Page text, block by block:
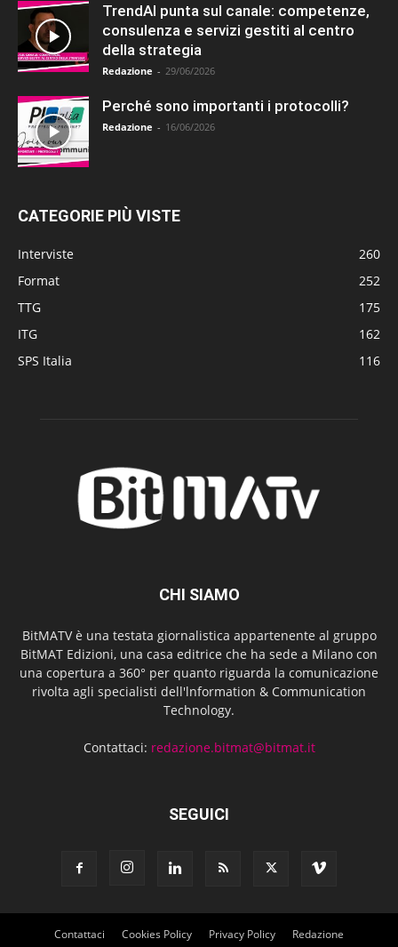
TrendAI punta sul canale: competenze,
consulenza e servizi gestiti al centro
della strategia
Redazione - 29/06/2026
Perché sono importanti i protocolli?
Redazione - 16/06/2026
CATEGORIE PIÙ VISTE
Interviste
260
Format
252
TTG
175
ITG
162
SPS Italia
116
CHI SIAMO
BitMATV è una testata giornalistica appartenente al gruppo
BitMAT Edizioni, una casa editrice che ha sede a Milano con
una copertura a 360° per quanto riguarda la comunicazione
rivolta agli specialisti dell'lnformation & Communication
Technology.
Contattaci: redazione.bitmat@bitmat.it
SEGUICI
Contattaci Cookies Policy Privacy Policy Redazione